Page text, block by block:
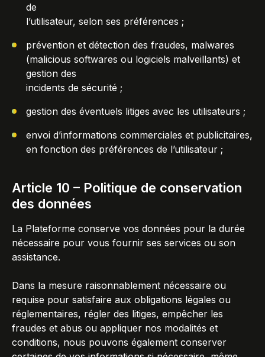
de
l’utilisateur, selon ses préférences ;
prévention et détection des fraudes, malwares
(malicious softwares ou logiciels malveillants) et
gestion des
incidents de sécurité ;
gestion des éventuels litiges avec les utilisateurs ;
envoi d’informations commerciales et publicitaires,
en fonction des préférences de l’utilisateur ;
Article 10 – Politique de conservation
des données
La Plateforme conserve vos données pour la durée
nécessaire pour vous fournir ses services ou son
assistance.
Dans la mesure raisonnablement nécessaire ou
requise pour satisfaire aux obligations légales ou
réglementaires, régler des litiges, empêcher les
fraudes et abus ou appliquer nos modalités et
conditions, nous pouvons également conserver